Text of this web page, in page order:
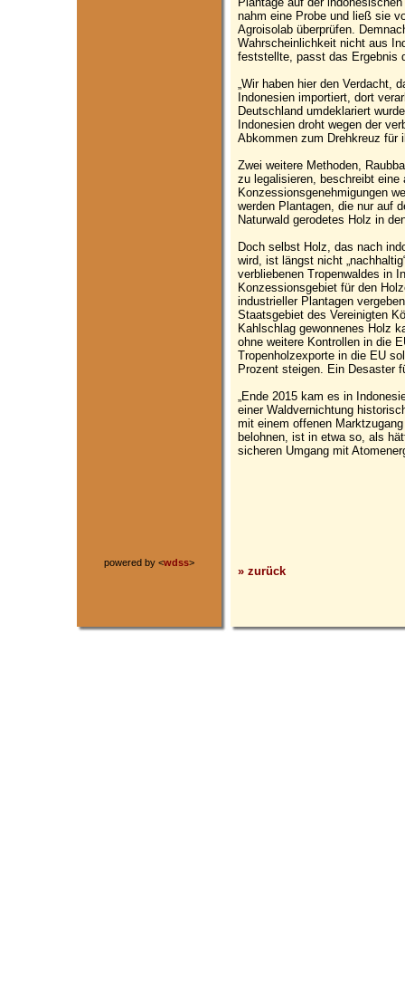
powered by <wdss>
nahm eine Probe und ließ sie
Agroisolab überprüfen.
Wahrscheinlichkeit nicht aus
feststellte, passt das Ergebnis
„Wir haben hier den Verdacht,
Indonesien importiert, dort
Deutschland umdeklariert
Indonesien droht wegen der
Abkommen zum Drehkreuz für
Zwei weitere Methoden,
zu legalisieren, beschreibt
Konzessionsgenehmigungen
werden Plantagen, die nur auf
Naturwald gerodetes Holz in
Doch selbst Holz, das nach
wird, ist längst nicht
verbliebenen Tropenwaldes in
Konzessionsgebiet für den
industrieller Plantagen
Staatsgebiet des Vereinigten
Kahlschlag gewonnenes Holz
ohne weitere Kontrollen in die
Tropenholzexporte in die EU
Prozent steigen. Ein Desaster
„Ende 2015 kam es in
einer Waldvernichtung
mit einem offenen
belohnen, ist in etwa so, als
sicheren Umgang mit
» zurück